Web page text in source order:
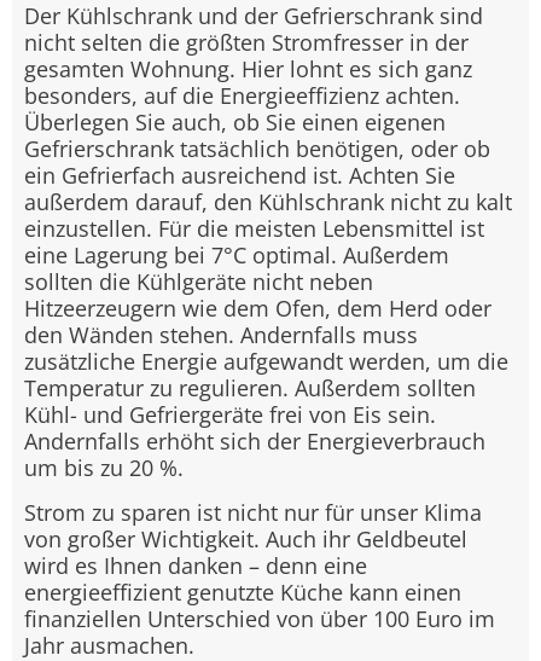
Der Kühlschrank und der Gefrierschrank sind
nicht selten die größten Stromfresser in der
gesamten Wohnung. Hier lohnt es sich ganz
besonders, auf die Energieeffizienz achten.
Überlegen Sie auch, ob Sie einen eigenen
Gefrierschrank tatsächlich benötigen, oder ob
ein Gefrierfach ausreichend ist. Achten Sie
außerdem darauf, den Kühlschrank nicht zu kalt
einzustellen. Für die meisten Lebensmittel ist
eine Lagerung bei 7°C optimal. Außerdem
sollten die Kühlgeräte nicht neben
Hitzeerzeugern wie dem Ofen, dem Herd oder
den Wänden stehen. Andernfalls muss
zusätzliche Energie aufgewandt werden, um die
Temperatur zu regulieren. Außerdem sollten
Kühl- und Gefriergeräte frei von Eis sein.
Andernfalls erhöht sich der Energieverbrauch
um bis zu 20 %.
Strom zu sparen ist nicht nur für unser Klima
von großer Wichtigkeit. Auch ihr Geldbeutel
wird es Ihnen danken – denn eine
energieeffizient genutzte Küche kann einen
finanziellen Unterschied von über 100 Euro im
Jahr ausmachen.